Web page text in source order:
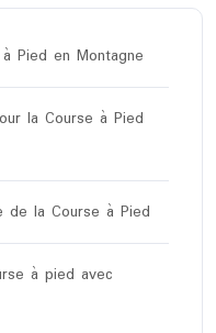
Pied en Montagne
la Course à Pied
de la Course à Pied
à pied avec